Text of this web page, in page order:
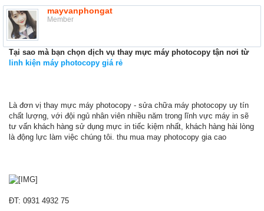
mayvanphongat
Member
Tại sao mà bạn chọn dịch vụ thay mực máy photocopy tận nơi từ
linh kiện máy photocopy giá rẻ
Là đơn vị thay mực máy photocopy - sửa chữa máy photocopy uy tín
chất lượng, với đội ngủ nhân viên nhiều năm trong lĩnh vực máy in sẽ
tư vấn khách hàng sử dụng mực in tiếc kiệm nhất, khách hàng hài lòng
là động lực làm việc chúng tôi. thu mua may photocopy gia cao
ĐT: 0931 4932 75